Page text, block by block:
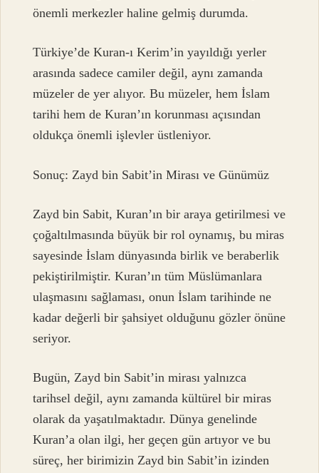
önemli merkezler haline gelmiş durumda.
Türkiye’de Kuran-ı Kerim’in yayıldığı yerler
arasında sadece camiler değil, aynı zamanda
müzeler de yer alıyor. Bu müzeler, hem İslam
tarihi hem de Kuran’ın korunması açısından
oldukça önemli işlevler üstleniyor.
Sonuç: Zayd bin Sabit’in Mirası ve Günümüz
Zayd bin Sabit, Kuran’ın bir araya getirilmesi ve
çoğaltılmasında büyük bir rol oynamış, bu miras
sayesinde İslam dünyasında birlik ve beraberlik
pekiştirilmiştir. Kuran’ın tüm Müslümanlara
ulaşmasını sağlaması, onun İslam tarihinde ne
kadar değerli bir şahsiyet olduğunu gözler önüne
seriyor.
Bugün, Zayd bin Sabit’in mirası yalnızca
tarihsel değil, aynı zamanda kültürel bir miras
olarak da yaşatılmaktadır. Dünya genelinde
Kuran’a olan ilgi, her geçen gün artıyor ve bu
süreç, her birimizin Zayd bin Sabit’in izinden